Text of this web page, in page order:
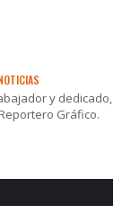
y dedicado,
Gráfico.